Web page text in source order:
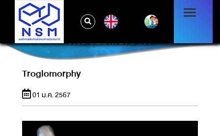
TROGLOMORPHY
Troglomorphy
01 ม.ค. 2567